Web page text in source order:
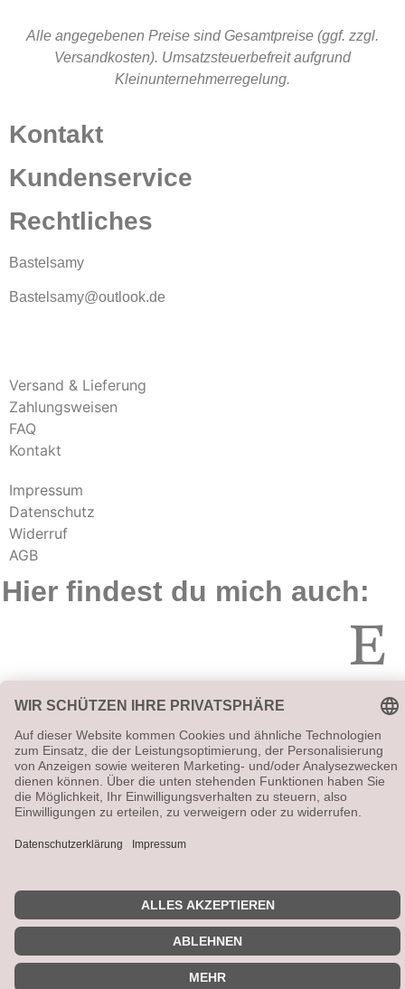
Alle angegebenen Preise sind Gesamtpreise (ggf. zzgl.
Versandkosten). Umsatzsteuerbefreit aufgrund
Kleinunternehmerregelung.
Kontakt
Kundenservice
Rechtliches
Bastelsamy
Bastelsamy@outlook.de
Versand & Lieferung
Zahlungsweisen
FAQ
Kontakt
Impressum
Datenschutz
Widerruf
AGB
Hier findest du mich auch:
Alle angegebenen Preise sind Gesamtpreise (ggf. zzgl.
Versandkosten). Umsatzsteuerbefreit aufgrund
Kleinunternehmerregelung.